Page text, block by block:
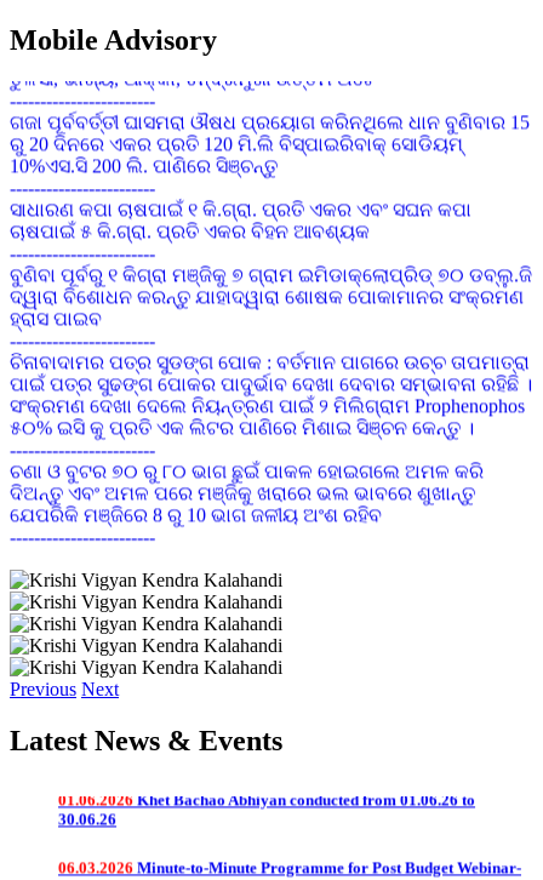
Mobile Advisory
କପାର ସଙ୍କର କିସମ ପାଇଁ ଜେଇ.କେ ଦୁର୍ଗା, ଅଟଳ,ଧାନୋ, ଗବର, ଶ୍ରୀ
ତୁଳସୀ, ଭାଗ୍ୟ, ଆକ୍କା, ଚନ୍ଦ୍ରମୁଖୀ ଉତ୍ତମ ଅଟେ
ଗଜା ପୂର୍ବବର୍ତ୍ତୀ ଘାସମରା ଔଷଧ ପ୍ରୟୋଗ କରିନଥିଲେ ଧାନ ବୁଣିବାର 15
ରୁ 20 ଦିନରେ ଏକର ପ୍ରତି 120 ମି.ଲି ବିସ୍ପାଇରିବାକ୍ ସୋଡିୟମ୍
10%ଏସ.ସି 200 ଲି. ପାଣିରେ ସିଞ୍ଚନ୍ତୁ
------------------------
ସାଧାରଣ କପା ଚାଷପାଇଁ ୧ କି.ଗ୍ରା. ପ୍ରତି ଏକର ଏବଂ ସଘନ କପା
ଚାଷପାଇଁ ୫ କି.ଗ୍ରା. ପ୍ରତି ଏକର ବିହନ ଆବଶ୍ୟକ
------------------------
ବୁଣିବା ପୂର୍ବରୁ ୧ କିଗ୍ରା ମଞ୍ଜିକୁ ୭ ଗ୍ରାମ ଇମିଡାକ୍ଲୋପ୍ରିଡ୍ ୭୦ ଡବ୍ଲୁ.ଜି
ଦ୍ୱାରା ବିଶୋଧନ କରନ୍ତୁ ଯାହାଦ୍ୱାରା ଶୋଷକ ପୋକାମାନର ସଂକ୍ରମଣ
ହ୍ରାସ ପାଇବ
------------------------
ଚିନାବାଦାମର ପତ୍ର ସୁଡଙ୍ଗ ପୋକ : ବର୍ତମାନ ପାଗରେ ଉଚ୍ଚ ତାପମାତ୍ରା
ପାଇଁ ପତ୍ର ସୁଢଙ୍ଗ ପୋକର ପାଦୁର୍ଭାବ ଦେଖା ଦେବାର ସମ୍ଭାବନା ରହିଛି ।
ସଂକ୍ରମଣ ଦେଖା ଦେଲେ ନିୟନ୍ତ୍ରଣ ପାଇଁ ୨ ମିଲିଗ୍ରାମ Prophenophos
୫୦% ଇସି କୁ ପ୍ରତି ଏକ ଲିଟର ପାଣିରେ ମିଶାଇ ସିଞ୍ଚନ କେନ୍ତୁ ।
------------------------
ଚଣା ଓ ବୁଟର ୭୦ ରୁ ୮୦ ଭାଗ ଛୁଇଁ ପାକଳ ହୋଇଗଲେ ଅମଳ କରି
ଦିଅନ୍ତୁ ଏବଂ ଅମଳ ପରେ ମଞ୍ଜିକୁ ଖରାରେ ଭଲ ଭାବରେ ଶୁଖାନ୍ତୁ
ଯେପରିକି ମଞ୍ଜିରେ 8 ରୁ 10 ଭାଗ ଜଳୀୟ ଅଂଶ ରହିବ
------------------------
ଗୃହପାଳିତ ପଶୁ ଯଥା ଗାଈ,ମଇଁଷି,ଛେଳି,ମେଣ୍ଢା ମାନଙ୍କୁ
ରକ୍ଷା କରିବା ପାଇଁ ଉପଯୁକ୍ତ ସମୟରେ ଟୀକାକରଣ କରନ୍ତୁ
------------------------
ଦୀର୍ଘଦିନ ଧରି ଜିଲ୍ଲାରେ ପାଗ ଶୁଖିଲା ରହିଥିବାରୁ ଚାଷୀଭାଇମାନେ ଜମିରେ
ବତର ପ୍ରତି ଧ୍ୟାନ ଦିଅନ୍ତୁ ଏବଂ ଛିଡା ହେଇଥିବା ଫସଲ ଯଥା ମୁଗ, ବିରି,
ଚିନାବାଦାମ, ବୁଟ, ମଟର, ମକା ଇତ୍ୟାଦିରେ ପାଣିର ଅଭାବକୁ ଏଡ଼ାଇବା
ପାଇଁ ଆବଶ୍ୟକ ମତେ ଜଳସେଚନର ବ୍ୟବସ୍ଥା କରନ୍ତୁ
------------------------
ବାଇଗଣରେ ଧଳା ମାଛି ନିୟନ୍ତ୍ରଣ ପାଇଁ ଅଙ୍ଗୀୟ ଅବସ୍ଥାରେ ଏକର
ପ୍ରତି ୮-୧୦ ଟି ଅଠା ଲାଗିଥିବା ହଳଦିଆ ଯନ୍ତା ବ୍ୟବହାର କରନ୍ତୁ ।
କୀଟନାଶକ (ଅଯାଡିରାକଟିନ ୧୫୦୦ ପିପିଏମ୍ )କୁ ପ୍ରତି ୧୦ ଲିଟର
ପାଣିରେ ମିଶାଇ ସିଞ୍ଚନ କରନ୍ତୁ।
ଧାନ ଫସଲରେ ଏକର ପିଛା ରୋଇବାର ୮ ରୁ ୧୦ ଦିନ ମଧ୍ୟରେ ୧୦୦
Previous Next
Latest News & Events
01.08.2026ଲଘୁଚାପ ଜନିତ ମାତ୍ରାଧିକ ବୃଷ୍ଟିପାତ ଓ ସାମ୍ପ୍ରତିକ ବନ୍ୟା
ପରିପ୍ରେକ୍ଷୀରେ ଫସଲ ପରିଚାଳନା ପାଇଁ ପରାମର୍ଶ
04.07.2026
2026 address by Hon'ble PM on dt.06.03.2026